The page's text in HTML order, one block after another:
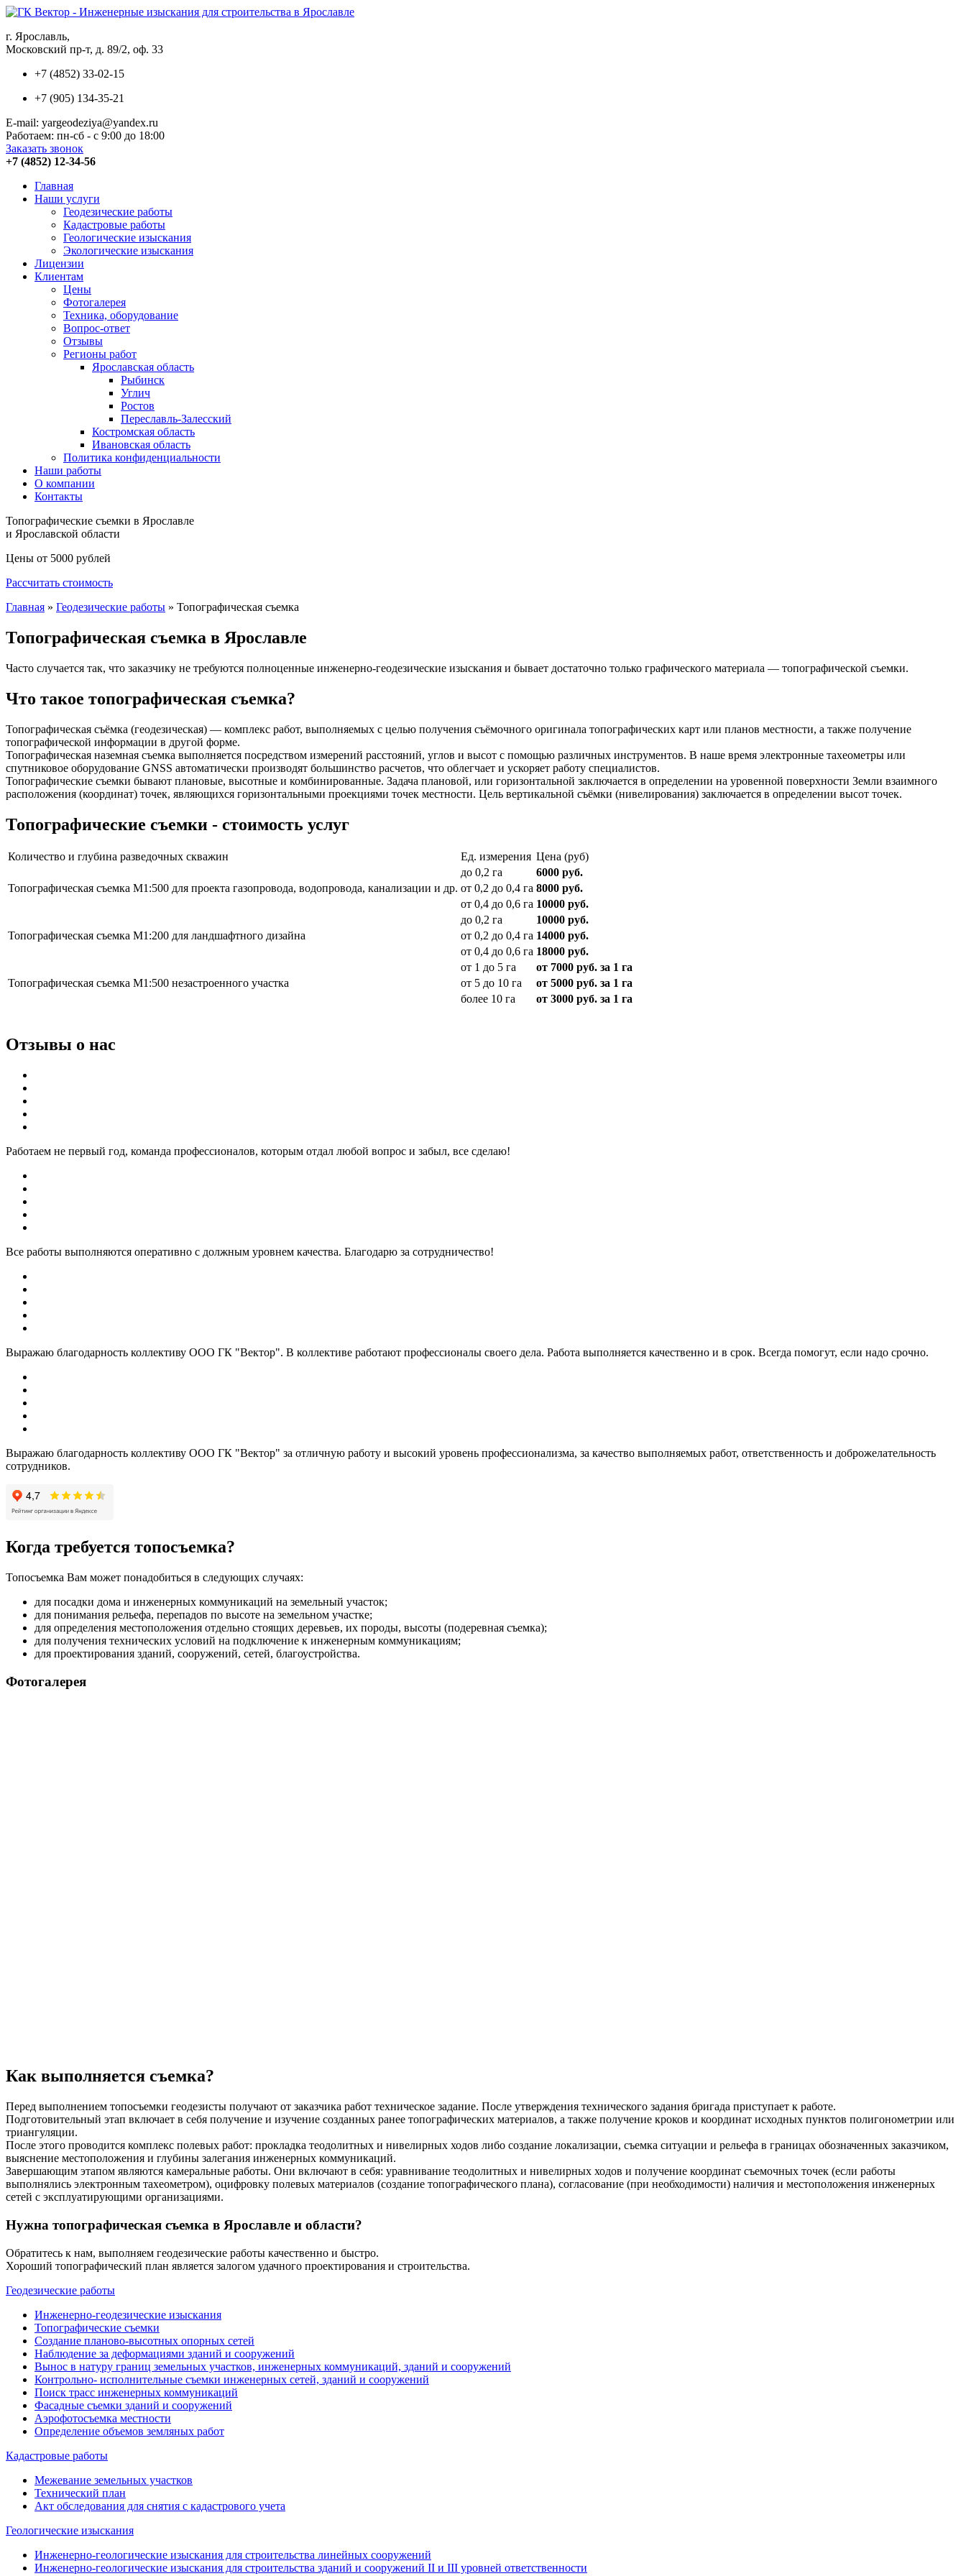
г. Ярославль,
Московский пр-т, д. 89/2, оф. 33
+7 (4852) 33-02-15
+7 (905) 134-35-21
E-mail: yargeodeziya@yandex.ru
Работаем: пн-сб - с 9:00 до 18:00
Заказать звонок
+7 (4852) 12-34-56
Главная
Наши услуги
Геодезические работы
Кадастровые работы
Геологические изыскания
Экологические изыскания
Лицензии
Клиентам
Цены
Фотогалерея
Техника, оборудование
Вопрос-ответ
Отзывы
Регионы работ
Ярославская область
Рыбинск
Углич
Ростов
Переславль-Залесский
Костромская область
Ивановская область
Политика конфиденциальности
Наши работы
О компании
Контакты
Топографические съемки в Ярославле
и Ярославской области
Цены от 5000 рублей
Рассчитать стоимость
Главная » Геодезические работы » Топографическая съемка
Топографическая съемка в Ярославле
Часто случается так, что заказчику не требуются полноценные инженерно-геодезические изыскания и бывает достаточно только графического материала — топографической съемки.
Что такое топографическая съемка?
Топографическая съёмка (геодезическая) — комплекс работ, выполняемых с целью получения съёмочного оригинала топографических карт или планов местности, а также получение
топографической информации в другой форме.
Топографическая наземная съемка выполняется посредством измерений расстояний, углов и высот с помощью различных инструментов. В наше время электронные тахеометры или
спутниковое оборудование GNSS автоматически производят большинство расчетов, что облегчает и ускоряет работу специалистов.
Топографические съемки бывают плановые, высотные и комбинированные. Задача плановой, или горизонтальной заключается в определении на уровенной поверхности Земли взаимного
расположения (координат) точек, являющихся горизонтальными проекциями точек местности. Цель вертикальной съёмки (нивелирования) заключается в определении высот точек.
Топографические съемки - стоимость услуг
Количество и глубина разведочных скважин Ед. измерения Цена (руб)
Топографическая съемка М1:500 для проекта газопровода, водопровода, канализации и др.
до 0,2 га
6000 руб.
от 0,2 до 0,4 га 8000 руб.
от 0,4 до 0,6 га 10000 руб.
Топографическая съемка М1:200 для ландшафтного дизайна
до 0,2 га
10000 руб.
от 0,2 до 0,4 га 14000 руб.
от 0,4 до 0,6 га 18000 руб.
Топографическая съемка М1:500 незастроенного участка
от 1 до 5 га
от 7000 руб. за 1 га
от 5 до 10 га
от 5000 руб. за 1 га
более 10 га
от 3000 руб. за 1 га
Отзывы о нас
Работаем не первый год, команда профессионалов, которым отдал любой вопрос и забыл, все сделаю!
Все работы выполняются оперативно с должным уровнем качества. Благодарю за сотрудничество!
Выражаю благодарность коллективу ООО ГК "Вектор". В коллективе работают профессионалы своего дела. Работа выполняется качественно и в срок. Всегда помогут, если надо срочно.
Выражаю благодарность коллективу ООО ГК "Вектор" за отличную работу и высокий уровень профессионализма, за качество выполняемых работ, ответственность и доброжелательность
сотрудников.
Когда требуется топосъемка?
Топосъемка Вам может понадобиться в следующих случаях:
для посадки дома и инженерных коммуникаций на земельный участок;
для понимания рельефа, перепадов по высоте на земельном участке;
для определения местоположения отдельно стоящих деревьев, их породы, высоты (подеревная съемка);
для получения технических условий на подключение к инженерным коммуникациям;
для проектирования зданий, сооружений, сетей, благоустройства.
Фотогалерея
Как выполняется съемка?
Перед выполнением топосъемки геодезисты получают от заказчика работ техническое задание. После утверждения технического задания бригада приступает к работе.
Подготовительный этап включает в себя получение и изучение созданных ранее топографических материалов, а также получение кроков и координат исходных пунктов полигонометрии или
триангуляции.
После этого проводится комплекс полевых работ: прокладка теодолитных и нивелирных ходов либо создание локализации, съемка ситуации и рельефа в границах обозначенных заказчиком,
выяснение местоположения и глубины залегания инженерных коммуникаций.
Завершающим этапом являются камеральные работы. Они включают в себя: уравнивание теодолитных и нивелирных ходов и получение координат съемочных точек (если работы
выполнялись электронным тахеометром), оцифровку полевых материалов (создание топографического плана), согласование (при необходимости) наличия и местоположения инженерных
сетей с эксплуатирующими организациями.
Нужна топографическая съемка в Ярославле и области?
Обратитесь к нам, выполняем геодезические работы качественно и быстро.
Хороший топографический план является залогом удачного проектирования и строительства.
Геодезические работы
Инженерно-геодезические изыскания
Топографические съемки
Создание планово-высотных опорных сетей
Наблюдение за деформациями зданий и сооружений
Вынос в натуру границ земельных участков, инженерных коммуникаций, зданий и сооружений
Контрольно- исполнительные съемки инженерных сетей, зданий и сооружений
Поиск трасс инженерных коммуникаций
Фасадные съемки зданий и сооружений
Аэрофотосъемка местности
Определение объемов земляных работ
Кадастровые работы
Межевание земельных участков
Технический план
Акт обследования для снятия с кадастрового учета
Геологические изыскания
Инженерно-геологические изыскания для строительства линейных сооружений
Инженерно-геологические изыскания для строительства зданий и сооружений II и III уровней ответственности